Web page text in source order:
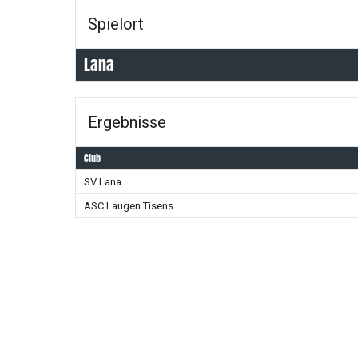
Spielort
Lana
Ergebnisse
Club
SV Lana
ASC Laugen Tisens